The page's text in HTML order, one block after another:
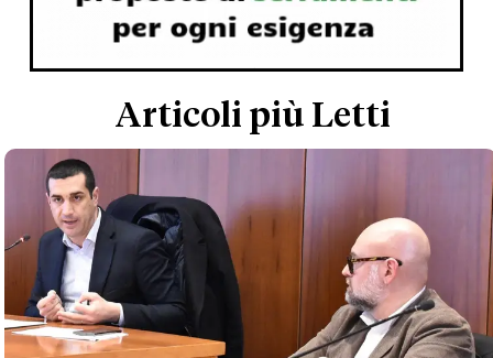
Articoli più Letti